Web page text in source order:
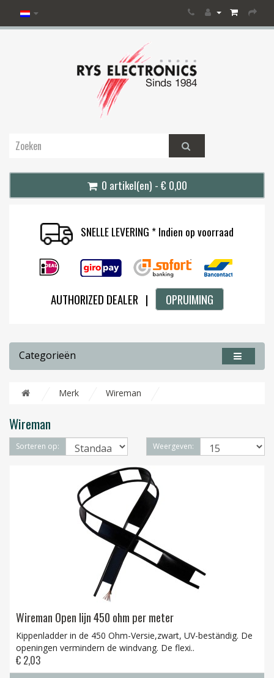
0 artikel(en) - € 0,00
SNELLE LEVERING * Indien op voorraad
AUTHORIZED DEALER | OPRUIMING
Categorieën
Merk Wireman
Wireman
Sorteren op: Weergeven:
Wireman Open lijn 450 ohm per meter
Kippenladder in de 450 Ohm-Versie,zwart, UV-beständig. De
openingen vermindern de windvang. De flexi..
€ 2,03